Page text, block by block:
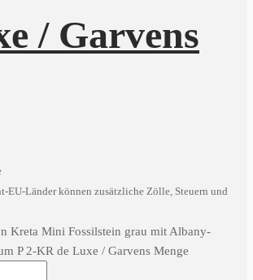
/ Garvens
EU-Länder können zusätzliche Zölle, Steuern und
Kreta Mini Fossilstein grau mit Albany-
P 2-KR de Luxe / Garvens Menge